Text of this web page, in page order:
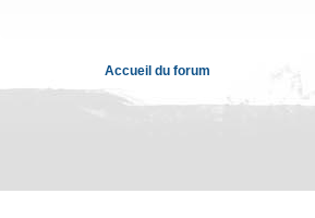
Accueil du forum